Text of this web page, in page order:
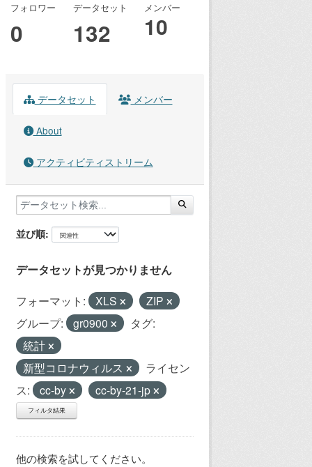
フォロワー
0
データセット
132
メンバー
10
データセット メンバー
About
アクティビティストリーム
並び順
データセットが見つかりません
フォーマット: XLS
ZIP
グループ:
gr0900
タグ:
統計
新型コロナウィルス
ライセン
ス:
cc-by cc-by-21-jp
フィルタ結果
他の検索を試してください。